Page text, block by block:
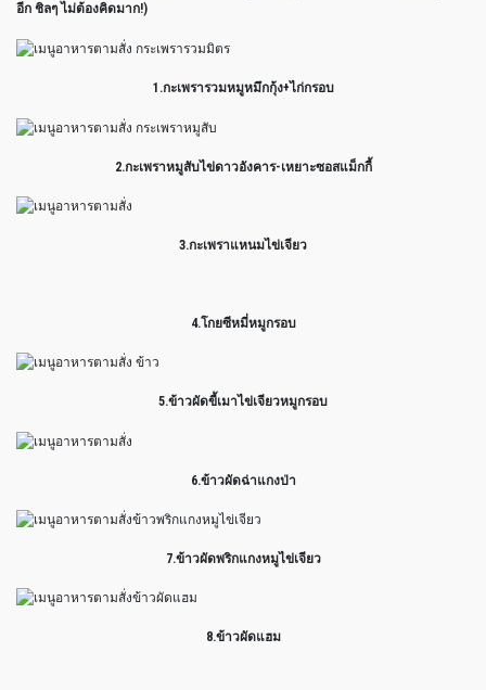
อีก ชิลๆ ไม่ต้องคิดมาก!)
1.กะเพรารวมหมูหมึกกุ้ง+ไก่กรอบ
2.กะเพราหมูสับไข่ดาวอังคาร-เหยาะซอสแม็กกี้
3.กะเพราแหนมไข่เจียว
4.โกยซีหมี่หมูกรอบ
5.ข้าวผัดขี้เมาไข่เจียวหมูกรอบ
6.ข้าวผัดฉ่าแกงป่า
7.ข้าวผัดพริกแกงหมูไข่เจียว
8.ข้าวผัดแฮม